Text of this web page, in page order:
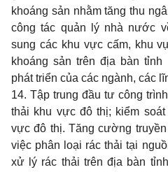
khoáng sản nhằm tăng thu
công tác quản lý nhà nước
sung các khu vực cấm, khu
khoáng sản trên địa bàn
phát triển của các ngành, các
14. Tập trung đầu tư công
thải khu vực đô thị; kiểm
vực đô thị. Tăng cường
việc phân loại rác thải tại
xử lý rác thải trên địa bàn